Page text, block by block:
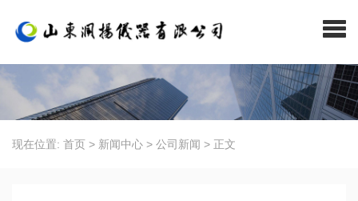
现在位置: 首页 > 新闻中心 > 公司新闻 > 正文